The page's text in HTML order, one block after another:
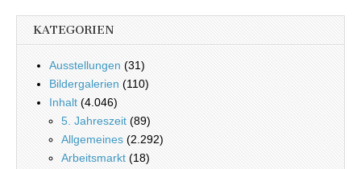
KATEGORIEN
Ausstellungen (31)
Bildergalerien (110)
Inhalt (4.046)
5. Jahreszeit (89)
Allgemeines (2.292)
Arbeitsmarkt (18)